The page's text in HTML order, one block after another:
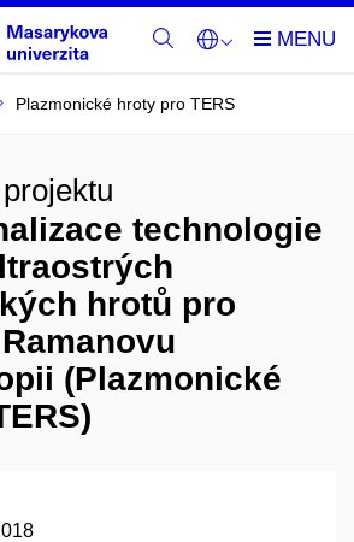
Plazmonické hroty pro TERS
technologie
hrotů pro
(Plazmonické